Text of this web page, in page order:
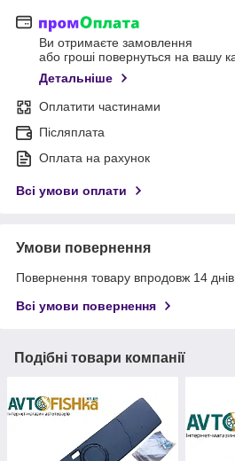
Ви отримаєте замовлення
або гроші повернуться на вашу
Детальніше
Оплатити частинами
Післяплата
Оплата на рахунок
Всі умови оплати
Умови повернення
Повернення товару впродовж 14
Всі умови повернення
Подібні товари компанії